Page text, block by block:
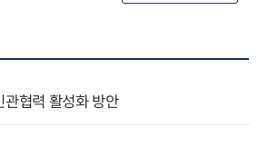
협력 활성화 방안